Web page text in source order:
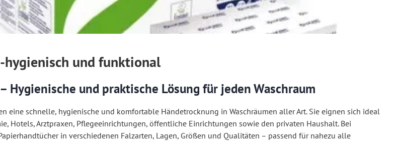
hygienisch und funktional
Hygienische und praktische Lösung für jeden Waschraum
eine schnelle, hygienische und komfortable Händetrocknung in Waschräumen aller Art. Sie eignen sich ideal
Hotels, Arztpraxen, Pflegeeinrichtungen, öffentliche Einrichtungen sowie den privaten Haushalt. Bei
in verschiedenen Falzarten, Lagen, Größen und Qualitäten – passend für nahezu alle